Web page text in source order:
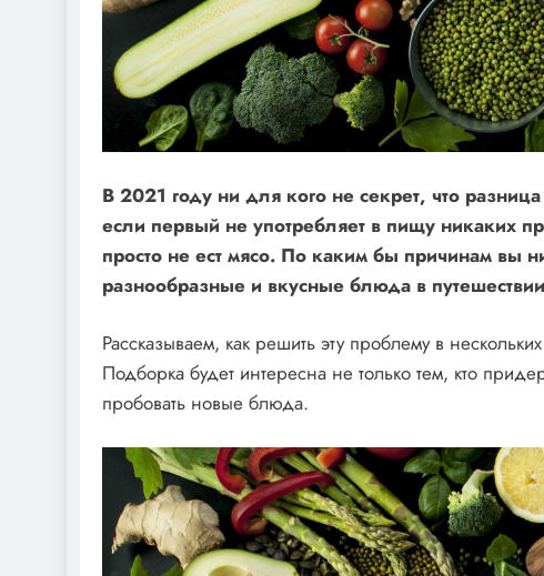
В 2021 году ни для кого не секрет, что
если первый не употребляет в пищу никаких
просто не ест мясо. По каким бы причинам вы
разнообразные и вкусные блюда в
Рассказываем, как решить эту проблему в
Подборка будет интересна не только тем, кто
пробовать новые блюда.